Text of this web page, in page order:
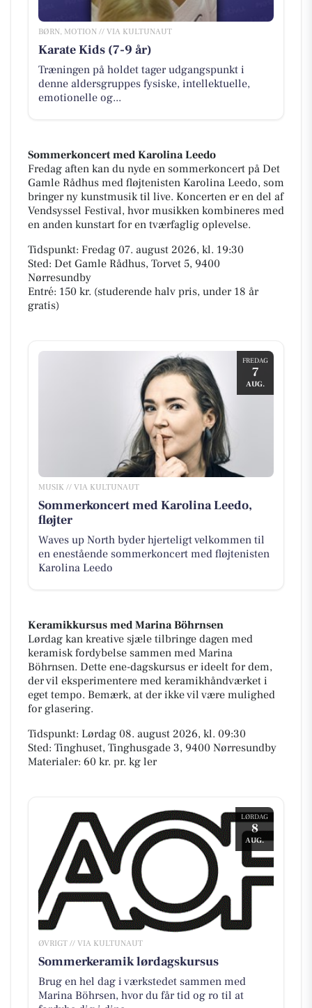
BØRN, MOTION // VIA KULTUNAUT
Karate Kids (7-9 år)
Træningen på holdet tager udgangspunkt i
denne aldersgruppes fysiske, intellektuelle,
emotionelle og...
Sommerkoncert med Karolina Leedo
Fredag aften kan du nyde en sommerkoncert på Det
Gamle Rådhus med fløjtenisten Karolina Leedo, som
bringer ny kunstmusik til live. Koncerten er en del af
Vendsyssel Festival, hvor musikken kombineres med
en anden kunstart for en tværfaglig oplevelse.
Tidspunkt: Fredag 07. august 2026, kl. 19:30
Sted: Det Gamle Rådhus, Torvet 5, 9400
Nørresundby
Entré: 150 kr. (studerende halv pris, under 18 år
gratis)
FREDAG
7
AUG.
MUSIK // VIA KULTUNAUT
Sommerkoncert med Karolina Leedo,
fløjter
Waves up North byder hjerteligt velkommen til
en enestående sommerkoncert med fløjtenisten
Karolina Leedo
Keramikkursus med Marina Böhrnsen
Lørdag kan kreative sjæle tilbringe dagen med
keramisk fordybelse sammen med Marina
Böhrnsen. Dette ene-dagskursus er ideelt for dem,
der vil eksperimentere med keramikhåndværket i
eget tempo. Bemærk, at der ikke vil være mulighed
for glasering.
Tidspunkt: Lørdag 08. august 2026, kl. 09:30
Sted: Tinghuset, Tinghusgade 3, 9400 Nørresundby
Materialer: 60 kr. pr. kg ler
LØRDAG
8
AUG.
ØVRIGT // VIA KULTUNAUT
Sommerkeramik lørdagskursus
Brug en hel dag i værkstedet sammen med
Marina Böhrsen, hvor du får tid og ro til at